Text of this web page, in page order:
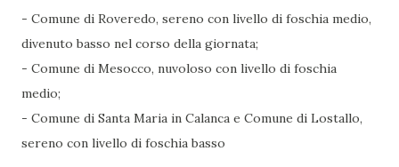
- Comune di Roveredo, sereno con livello di foschia medio,
divenuto basso nel corso della giornata;
- Comune di Mesocco, nuvoloso con livello di foschia
medio;
- Comune di Santa Maria in Calanca e Comune di Lostallo,
sereno con livello di foschia basso